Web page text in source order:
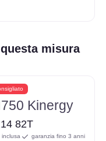
misura
Kinergy
82T
garanzia fino 3 anni